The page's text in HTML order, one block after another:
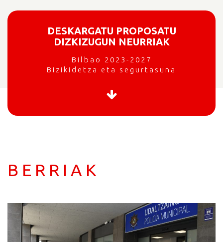
DESKARGATU PROPOSATU
DIZKIZUGUN NEURRIAK
Bilbao 2023-2027
Bizikidetza eta segurtasuna
BERRIAK